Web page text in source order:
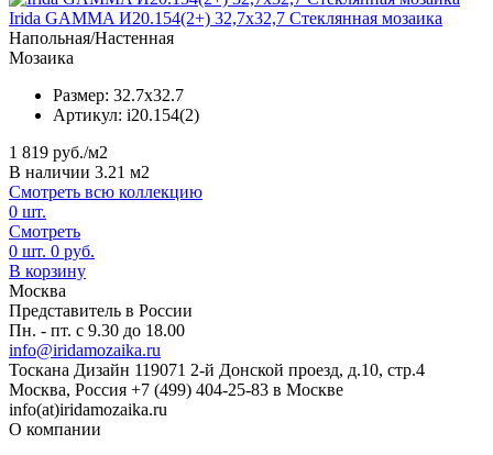
Irida GAMMA И20.154(2+) 32,7x32,7 Стеклянная мозаика
Напольная/Настенная
Мозаика
Размер: 32.7x32.7
Артикул: i20.154(2)
1 819 руб./м2
В наличии 3.21 м2
Смотреть всю коллекцию
0 шт.
Смотреть
0 шт. 0 руб.
В корзину
Москва
Представитель в России
Пн. - пт. с 9.30 до 18.00
info@iridamozaika.ru
Тоскана Дизайн 119071 2-й Донской проезд, д.10, стр.4
Москва, Россия +7 (499) 404-25-83 в Москве
info(at)iridamozaika.ru
О компании